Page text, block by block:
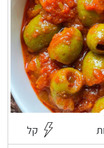
קל